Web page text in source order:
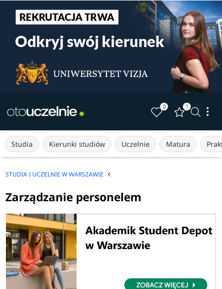
0 1
Studia Kierunki studiów Uczelnie Matura
STUDIA I UCZELNIE W WARSZAWIE
Zarządzanie personelem